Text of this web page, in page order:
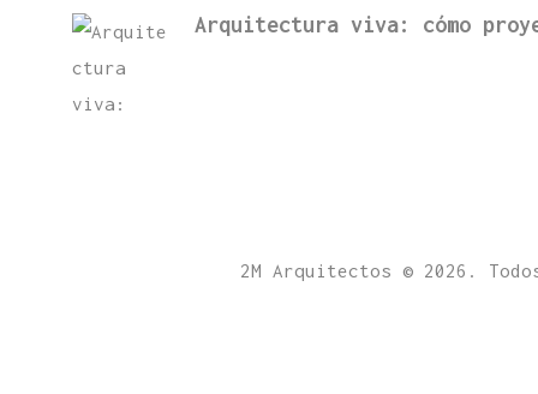
Arquitectura viva: cómo
2M Arquitectos © 2026.